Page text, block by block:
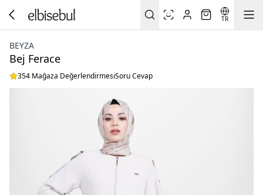
TR
BEYZA
Bej Ferace
354 Mağaza DeğerlendirmesiSoru Cevap